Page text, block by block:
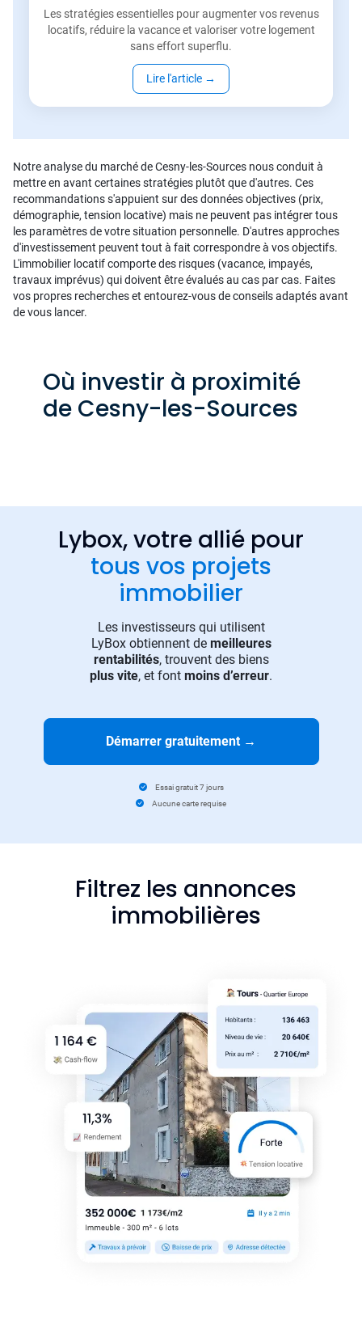
Les stratégies essentielles pour augmenter vos revenus
locatifs, réduire la vacance et valoriser votre logement
sans effort superflu.
Lire l'article →
Notre analyse du marché de Cesny-les-Sources nous conduit à
mettre en avant certaines stratégies plutôt que d'autres. Ces
recommandations s'appuient sur des données objectives (prix,
démographie, tension locative) mais ne peuvent pas intégrer tous
les paramètres de votre situation personnelle. D'autres approches
d'investissement peuvent tout à fait correspondre à vos objectifs.
L'immobilier locatif comporte des risques (vacance, impayés,
travaux imprévus) qui doivent être évalués au cas par cas. Faites
vos propres recherches et entourez-vous de conseils adaptés avant
de vous lancer.
Où investir à proximité
de Cesny-les-Sources
Lybox, votre allié pour
tous vos projets
immobilier
Les investisseurs qui utilisent
LyBox obtiennent de meilleures
rentabilités, trouvent des biens
plus vite, et font moins d’erreur.
Démarrer gratuitement →
Essai gratuit 7 jours
Aucune carte requise
Filtrez les annonces
immobilières